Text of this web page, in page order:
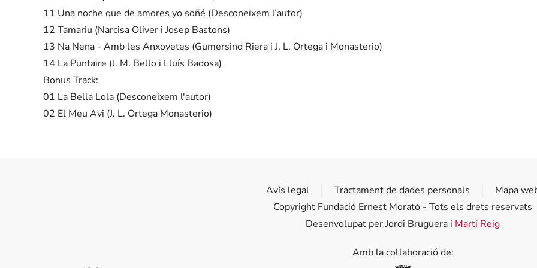
11 Una noche que de amores yo soñé (Desconeixem l’autor)
12 Tamariu (Narcisa Oliver i Josep Bastons)
13 Na Nena - Amb les Anxovetes (Gumersind Riera i J. L. Ortega i Monasterio)
14 La Puntaire (J. M. Bello i Lluís Badosa)
Bonus Track:
01 La Bella Lola (Desconeixem l'autor)
02 El Meu Avi (J. L. Ortega Monasterio)
Avís legal Tractament de dades personals
Mapa
Copyright Fundació Ernest Morató - Tots els drets reservats
Desenvolupat per Jordi Bruguera i Martí Reig
Amb la col·laboració de: